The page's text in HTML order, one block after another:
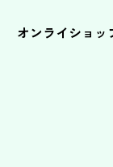
オンライショッ